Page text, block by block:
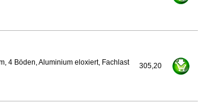
4 Böden, Aluminium eloxiert, Fachlast
305,20